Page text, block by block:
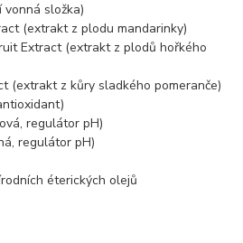
složka)
(extrakt z plodu mandarinky)
Extract (extrakt z plodů hořkého
(extrakt z kůry sladkého pomeranče)
regulátor pH)
regulátor pH)
éterických olejů